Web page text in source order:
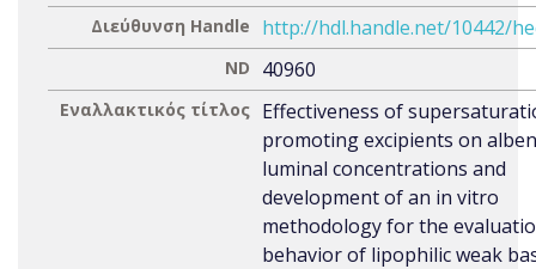
Διεύθυνση Handle http://hdl.handle.net/10442/
ND 40960
Εναλλακτικός τίτλος Effectiveness of
promoting excipients on
luminal concentrations and
development of an in vitro
methodology for the
behavior of lipophilic weak